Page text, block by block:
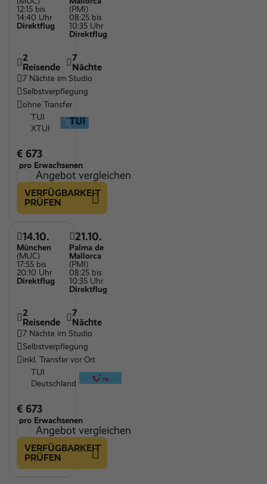
12:15 bis
14:40 Uhr
Direktflug
(PMI)
08:25 bis
10:35 Uhr
Direktflug
2
Reisende
7
Nächte
7 Nächte im Studio
Selbstverpflegung
ohne Transfer
TUI
XTUI
€ 673
pro Erwachsenen
Angebot vergleichen
VERFÜGBARKEIT
PRÜFEN
14.10.
München
(MUC)
17:55 bis
20:10 Uhr
Direktflug
21.10.
Palma de
Mallorca
(PMI)
08:25 bis
10:35 Uhr
Direktflug
2
Reisende
7
Nächte
7 Nächte im Studio
Selbstverpflegung
inkl. Transfer vor Ort
TUI
Deutschland
€ 673
pro Erwachsenen
Angebot vergleichen
VERFÜGBARKEIT
PRÜFEN